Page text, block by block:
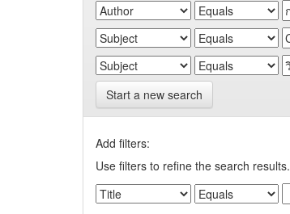
Start a new search
Add filters:
Use filters to refine the search results.